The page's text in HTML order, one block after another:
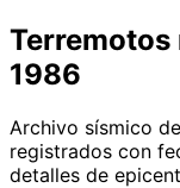
Terremotos
1986
Archivo sísmico
registrados con
detalles de